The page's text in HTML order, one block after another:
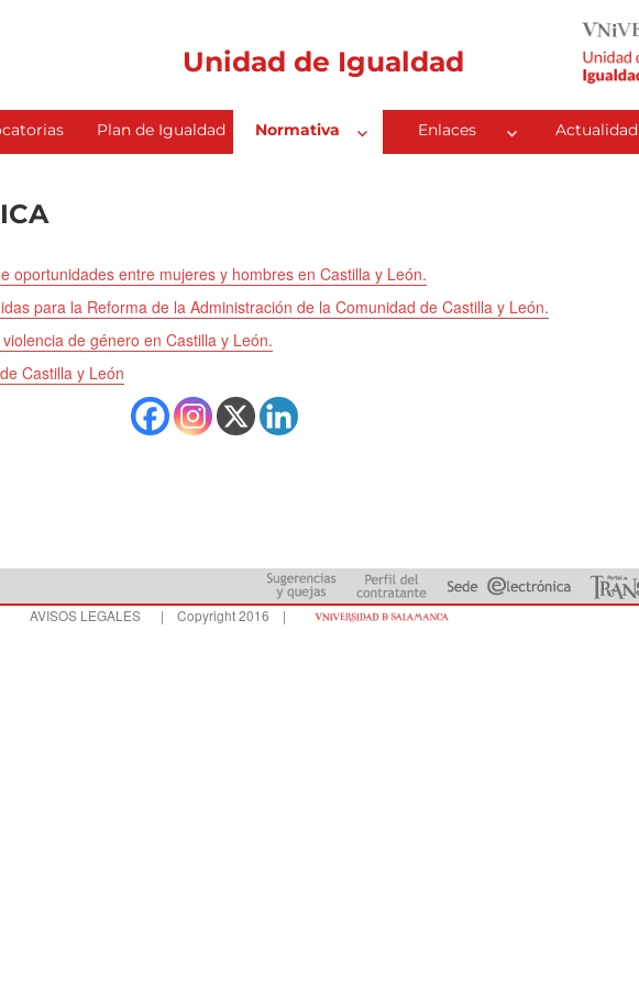
Unidad de Igualdad
Plan de Igualdad Normativa Enlaces Actualidad
oportunidades entre mujeres y hombres en Castilla y León.
para la Reforma de la Administración de la Comunidad de Castilla y León.
de género en Castilla y León.
Castilla y León
AVISOS LEGALES| Copyright 2016 |